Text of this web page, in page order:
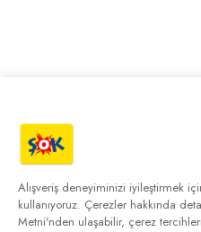
Alışveriş deneyiminizi iyileştirmek
kullanıyoruz. Çerezler hakkında
Metni'nden ulaşabilir, çerez